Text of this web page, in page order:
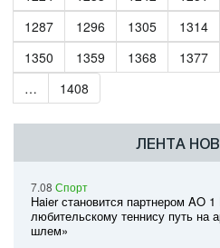
1287
1296 1305 1314
1350
1359 1368 1377
…
1408
ЛЕНТА
7.08 Спорт
Haier становится партнером AO
любительскому теннису путь на
шлем»